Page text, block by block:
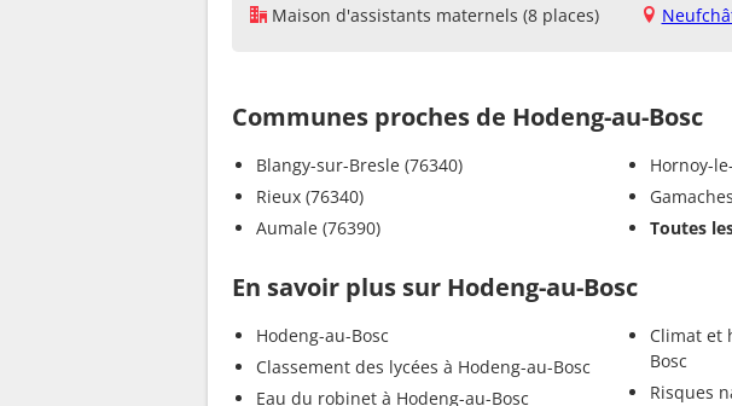
Maison d'assistants maternels (8 places)
Communes proches de Hodeng-au-Bosc
Blangy-sur-Bresle (76340)
Rieux (76340)
Aumale (76390)
Hornoy-
Toutes
En savoir plus sur Hodeng-au-Bosc
Hodeng-au-Bosc
Classement des lycées à Hodeng-au-Bosc
Eau du robinet à Hodeng-au-Bosc
Climat et
Bosc
Risques